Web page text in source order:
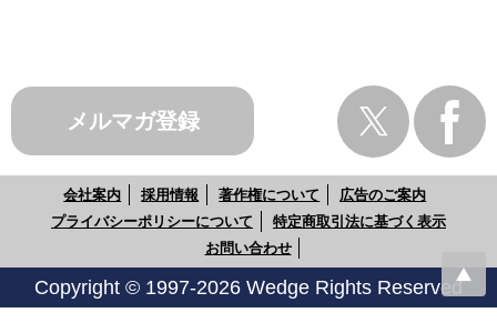
メルマガ登録
会社案内 採用情報 著作権について
広告のご案内
プライバシーポリシーについて
特定商取引法に基づく表示
お問い合わせ
Copyright © 1997-2026 Wedge Rights Reserved